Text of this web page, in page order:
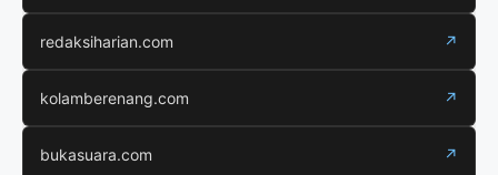
redaksiharian.com ↗
kolamberenang.com ↗
bukasuara.com ↗